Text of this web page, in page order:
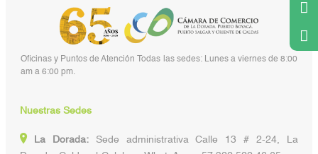
Oficinas y Puntos de Atención Todas las sedes: Lunes a viernes de 8:00
am a 6:00 pm.
Nuestras Sedes
La Dorada:Sede administrativa Calle 13 # 2-24, La